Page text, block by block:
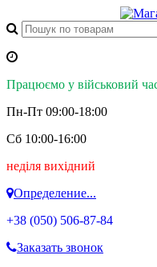
Працюємо у військовий
Пн-Пт 09:00-18:00
Сб 10:00-16:00
неділя вихідний
Определение...
+38 (050) 506-87-84
Заказать звонок